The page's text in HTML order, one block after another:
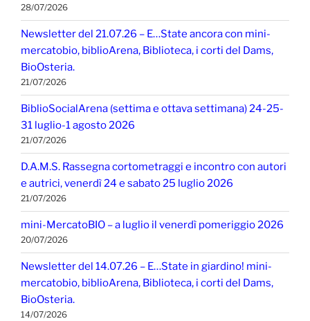
28/07/2026
Newsletter del 21.07.26 – E…State ancora con mini-
mercatobio, biblioArena, Biblioteca, i corti del Dams,
BioOsteria.
21/07/2026
BiblioSocialArena (settima e ottava settimana) 24-25-
31 luglio-1 agosto 2026
21/07/2026
D.A.M.S. Rassegna cortometraggi e incontro con autori
e autrici, venerdì 24 e sabato 25 luglio 2026
21/07/2026
mini-MercatoBIO – a luglio il venerdì pomeriggio 2026
20/07/2026
Newsletter del 14.07.26 – E…State in giardino! mini-
mercatobio, biblioArena, Biblioteca, i corti del Dams,
BioOsteria.
14/07/2026